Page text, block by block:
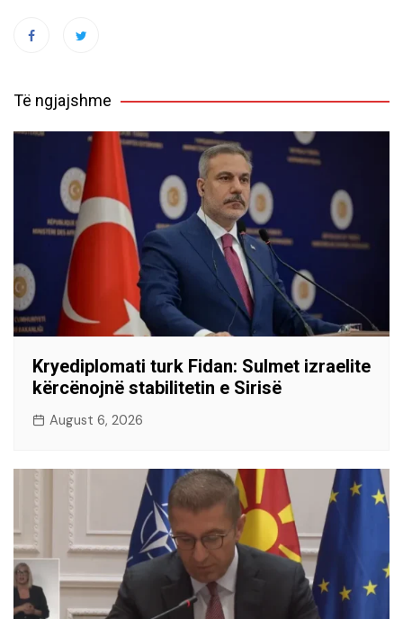
Të ngjajshme
Kryediplomati turk Fidan: Sulmet izraelite
kërcënojnë stabilitetin e Sirisë
August 6, 2026